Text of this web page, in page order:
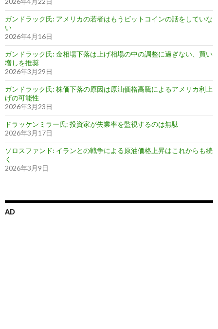
ガンドラック氏: アメリカの若者はもうビットコインの話をしていな
い
2026年4月16日
ガンドラック氏: 金相場下落は上げ相場の中の調整に過ぎない、買い
増しを推奨
2026年3月29日
ガンドラック氏: 株価下落の原因は原油価格高騰によるアメリカ利上
げの可能性
2026年3月23日
ドラッケンミラー氏: 投資家が失業率を監視するのは無駄
2026年3月17日
ソロスファンド: イランとの戦争による原油価格上昇はこれからも続
く
2026年3月9日
AD